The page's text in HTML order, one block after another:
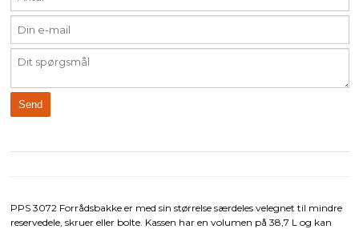
PPS 3072 Forrådsbakke er med sin størrelse særdeles velegnet til mindre
reservedele, skruer eller bolte. Kassen har en volumen på 38,7 L og kan